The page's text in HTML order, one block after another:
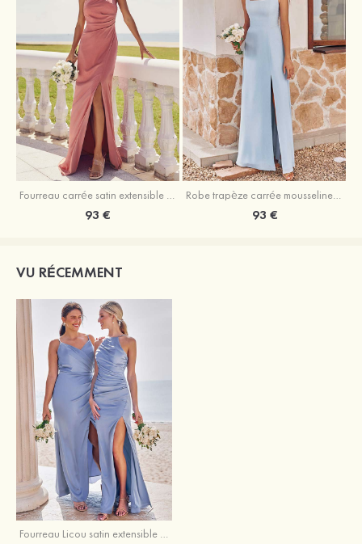
Fourreau carrée satin extensible ras du sol robe de demoiselle d'honneur
93 €
Robe trapèze carrée mousseline ras du sol robe de demoiselle d'honneur
93 €
VU RÉCEMMENT
Fourreau Licou satin extensible ras du sol robe de demoiselle d'honneur